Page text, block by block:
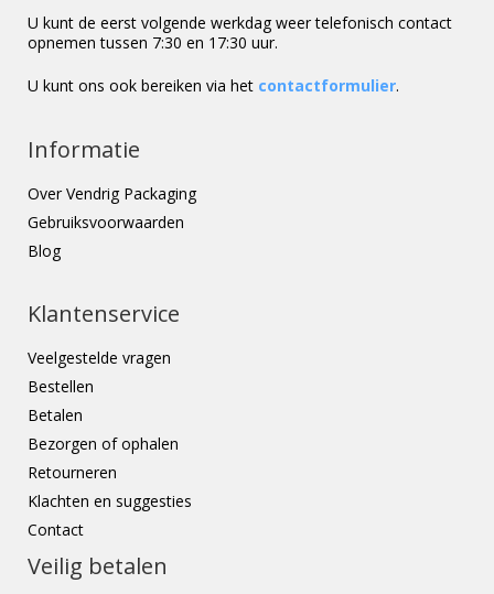
U kunt de eerst volgende werkdag weer telefonisch contact
opnemen tussen 7:30 en 17:30 uur.
U kunt ons ook bereiken via het contactformulier.
Informatie
Over Vendrig Packaging
Gebruiksvoorwaarden
Blog
Klantenservice
Veelgestelde vragen
Bestellen
Betalen
Bezorgen of ophalen
Retourneren
Klachten en suggesties
Contact
Veilig betalen